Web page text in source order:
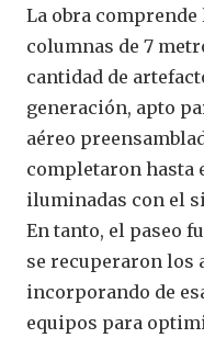
La obra
columnas de 7
cantidad de
generación, apto
aéreo
completaron hasta
iluminadas con el
En tanto, el paseo
se recuperaron los
incorporando de
equipos para